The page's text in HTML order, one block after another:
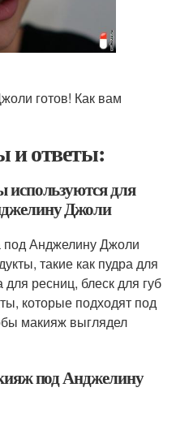
готов! Как вам
и ответы:
для
Джоли
под Анджелину Джоли
такие как пудра для
ресниц, блеск для губ
которые подходят под
макияж выглядел
под Анджелину